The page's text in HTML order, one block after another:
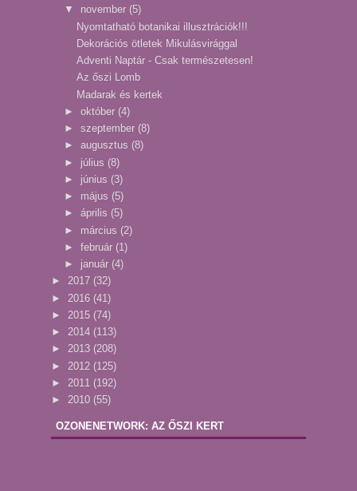
▼ november (5)
Nyomtatható botanikai illusztrációk!!!
Dekorációs ötletek Mikulásvirággal
Adventi Naptár - Csak természetesen!
Az őszi Lomb
Madarak és kertek
► október (4)
► szeptember (8)
► augusztus (8)
► július (8)
► június (3)
► május (5)
► április (5)
► március (2)
► február (1)
► január (4)
► 2017 (32)
► 2016 (41)
► 2015 (74)
► 2014 (113)
► 2013 (208)
► 2012 (125)
► 2011 (192)
► 2010 (55)
OZONENETWORK: AZ ŐSZI KERT